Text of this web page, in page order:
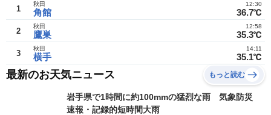
1 角館
秋田
36.7℃
12:30
2 鷹巣
秋田
35.3℃
12:58
3 横手
秋田
35.1℃
14:11
最新のお天気ニュース もっと読む
岩手県で1時間に約100mmの猛烈な雨 気象防災
速報・記録的短時間大雨